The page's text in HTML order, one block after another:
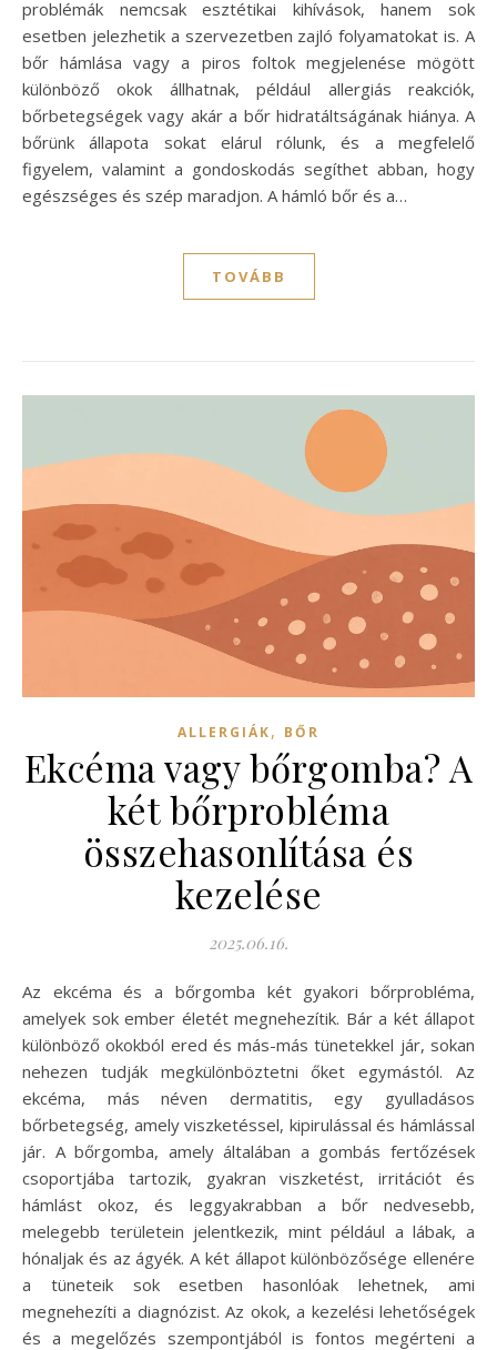
problémák nemcsak esztétikai kihívások, hanem sok
esetben jelezhetik a szervezetben zajló folyamatokat is. A
bőr hámlása vagy a piros foltok megjelenése mögött
különböző okok állhatnak, például allergiás reakciók,
bőrbetegségek vagy akár a bőr hidratáltságának hiánya. A
bőrünk állapota sokat elárul rólunk, és a megfelelő
figyelem, valamint a gondoskodás segíthet abban, hogy
egészséges és szép maradjon. A hámló bőr és a…
TOVÁBB
ALLERGIÁK, BŐR
Ekcéma vagy bőrgomba? A
két bőrprobléma
összehasonlítása és
kezelése
2025.06.16.
Az ekcéma és a bőrgomba két gyakori bőrprobléma,
amelyek sok ember életét megnehezítik. Bár a két állapot
különböző okokból ered és más-más tünetekkel jár, sokan
nehezen tudják megkülönböztetni őket egymástól. Az
ekcéma, más néven dermatitis, egy gyulladásos
bőrbetegség, amely viszketéssel, kipirulással és hámlással
jár. A bőrgomba, amely általában a gombás fertőzések
csoportjába tartozik, gyakran viszketést, irritációt és
hámlást okoz, és leggyakrabban a bőr nedvesebb,
melegebb területein jelentkezik, mint például a lábak, a
hónaljak és az ágyék. A két állapot különbözősége ellenére
a tüneteik sok esetben hasonlóak lehetnek, ami
megnehezíti a diagnózist. Az okok, a kezelési lehetőségek
és a megelőzés szempontjából is fontos megérteni a